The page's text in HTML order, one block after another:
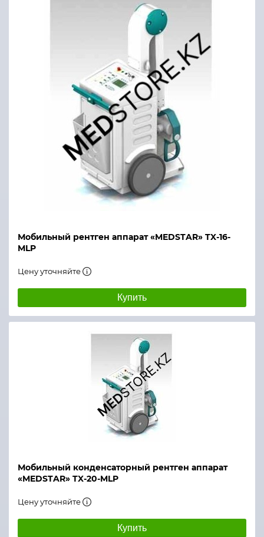
Мобильный рентген аппарат «MEDSTAR» TX-16-
MLP
Цену уточняйте
Купить
Мобильный конденсаторный рентген аппарат
«MEDSTAR» TX-20-MLP
Цену уточняйте
Купить